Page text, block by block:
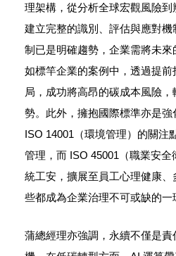
理架構，從分析全球宏觀風險到
建立完整的識別、評估與應對
制已是明確趨勢，企業需將未來
如標竿企業的案例中，透過提
局，成功將高昂的碳成本風險
勢。此外，擁抱國際標準亦是
ISO 14001（環境管理）的關注
管理，而 ISO 45001（職業安
統工安，擴展至員工心理健康
些都成為企業治理不可或缺的一
蒲總經理亦強調，永續不僅是